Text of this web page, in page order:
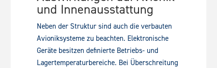
und Innenausstattung
Neben der Struktur sind auch die verbauten
Avioniksysteme zu beachten. Elektronische
Geräte besitzen definierte Betriebs- und
Lagertemperaturbereiche. Bei Überschreitung